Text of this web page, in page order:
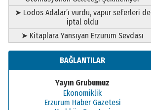
➤ Lodos Adalar’ı vurdu, vapur seferleri de
iptal oldu
➤ Kitaplara Yansıyan Erzurum Sevdası
BAĞLANTILAR
Yayın Grubumuz
Ekonomiklik
Erzurum Haber Gazetesi